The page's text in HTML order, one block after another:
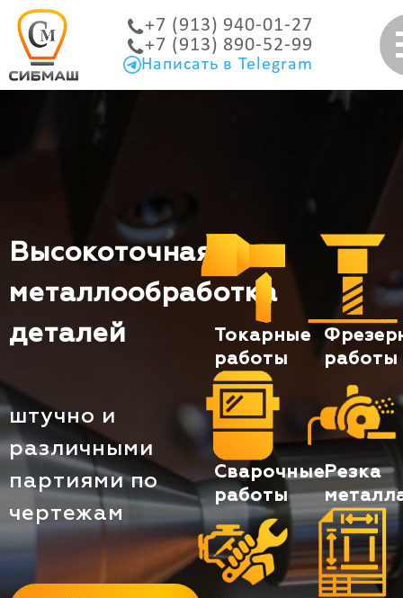
+7 (913) 940-01-27
+7 (913) 890-52-99
Написать в Telegram
Высокоточная
металлообработка
деталей
штучно и
различными
партиями по
чертежам
Токарные
работы
работы
Сварочные
работы
Резка